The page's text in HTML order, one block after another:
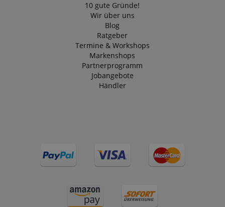
10 gute Gründe!
Wir über uns
Blog
Ratgeber
Termine & Workshops
Markenshops
Partnerprogramm
Jobangebote
Händler